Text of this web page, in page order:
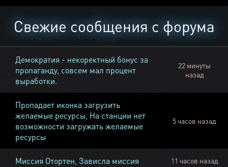
Свежие сообщения с форума
Демократия - некоректный бонус за
пропаганду, совсем мал процент
выработки.
22 минуты
назад
Пропадает иконка загрузить
желаемые ресурсы, На станции нет
возможности загружать желаемые
ресурсы
5 часов назад
Миссия Отортен, Зависла миссия 11 часов назад